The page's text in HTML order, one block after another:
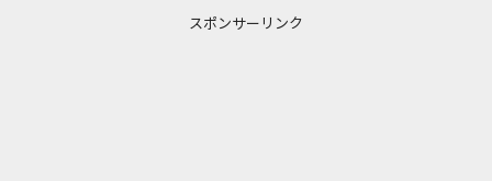
スポンサーリンク